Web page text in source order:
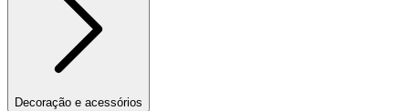
Decoração e acessórios